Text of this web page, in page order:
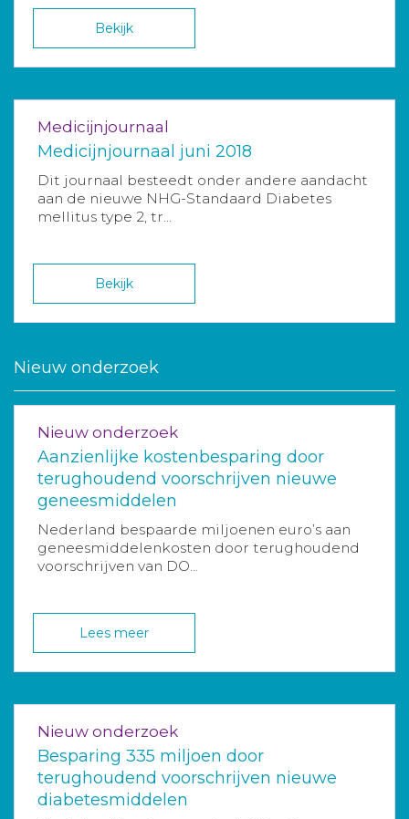
Bekijk
Medicijnjournaal
Medicijnjournaal juni 2018
Dit journaal besteedt onder andere aandacht
aan de nieuwe NHG-Standaard Diabetes
mellitus type 2, tr...
Bekijk
Nieuw onderzoek
Nieuw onderzoek
Aanzienlijke kostenbesparing door
terughoudend voorschrijven nieuwe
geneesmiddelen
Nederland bespaarde miljoenen euro’s aan
geneesmiddelenkosten door terughoudend
voorschrijven van DO...
Lees meer
Nieuw onderzoek
Besparing 335 miljoen door
terughoudend voorschrijven nieuwe
diabetesmiddelen